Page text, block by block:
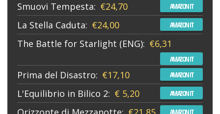
Smuovi Tempesta: €24,70 AMAZON IT
La Stella Caduta: €24,00 AMAZON IT
The Battle for Starlight (ENG): €6,31
AMAZON IT
Prima del Disastro: €17,10 AMAZON IT
L'Equilibrio in Bilico 2: € 5,20 AMAZON IT
AMAZON IT